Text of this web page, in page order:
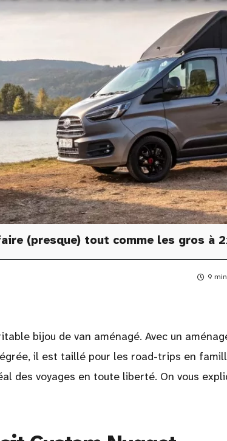
(presque) tout comme les gros à
9 min
bijou de van aménagé. Avec un
il est taillé pour les road-trips en
des voyages en toute liberté. On vous